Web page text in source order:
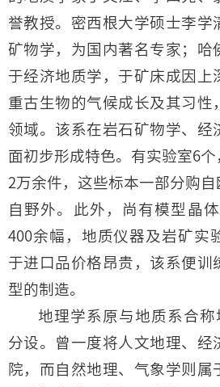
誉教授。密西根大学硕士李学
矿物学，为国内著名专家；哈
于经济地质学，于矿床成因上
重古生物的气候成长及其习性
领域。该系在岩石矿物学、经
面初步形成特色。有实验室6
2万余件，这些标本一部分购
自野外。此外，尚有模型晶
400余幅，地质仪器及岩矿实
于进口品价格昂贵，该系便训
型的制造。
地理学系原与地质系合称
分设。曾一度将人文地理、经
院，而自然地理、气象学则